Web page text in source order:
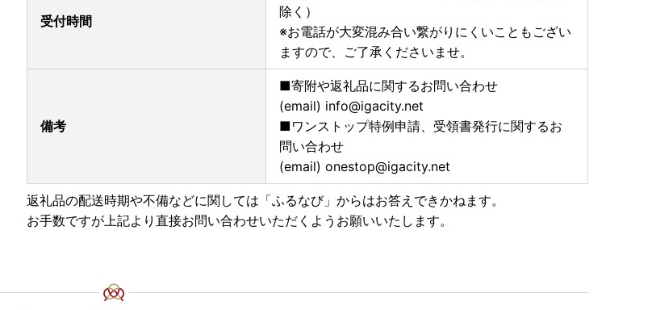
受付時間
除く）
※お電話が大変混み合い繋がりにくいこともござい
ますので、ご了承くださいませ。
備考
■寄附や返礼品に関するお問い合わせ
(email) info@igacity.net
■ワンストップ特例申請、受領書発行に関するお
問い合わせ
(email) onestop@igacity.net
返礼品の配送時期や不備などに関しては「ふるなび」からはお答えできかねます。
お手数ですが上記より直接お問い合わせいただくようお願いいたします。